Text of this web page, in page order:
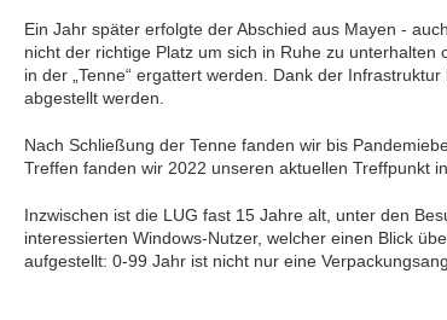
Ein Jahr später erfolgte der Abschied aus Mayen -
nicht der richtige Platz um sich in Ruhe zu
in der „Tenne“ ergattert werden. Dank der
abgestellt werden.
Nach Schließung der Tenne fanden wir bis
Treffen fanden wir 2022 unseren aktuellen Treffpunkt
Inzwischen ist die LUG fast 15 Jahre alt, unter den
interessierten Windows-Nutzer, welcher einen Blick
aufgestellt: 0-99 Jahr ist nicht nur eine